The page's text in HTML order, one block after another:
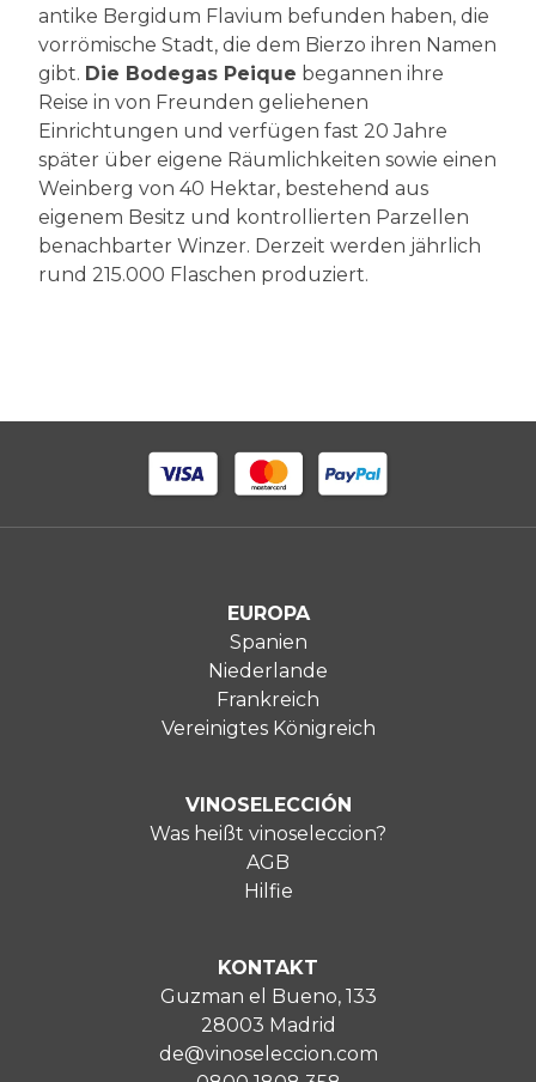
antike Bergidum Flavium befunden haben, die
vorrömische Stadt, die dem Bierzo ihren Namen
gibt. Die Bodegas Peique begannen ihre
Reise in von Freunden geliehenen
Einrichtungen und verfügen fast 20 Jahre
später über eigene Räumlichkeiten sowie einen
Weinberg von 40 Hektar, bestehend aus
eigenem Besitz und kontrollierten Parzellen
benachbarter Winzer. Derzeit werden jährlich
rund 215.000 Flaschen produziert.
EUROPA
Spanien
Niederlande
Frankreich
Vereinigtes Königreich
VINOSELECCIÓN
Was heißt vinoseleccion?
AGB
Hilfie
KONTAKT
Guzman el Bueno, 133
28003 Madrid
de@vinoseleccion.com